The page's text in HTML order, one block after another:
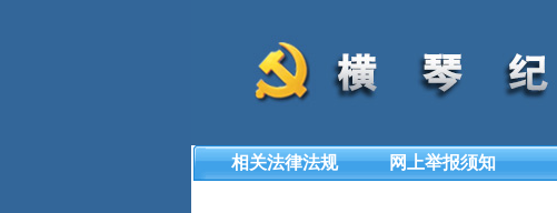
相关法律法规 网上举报须知